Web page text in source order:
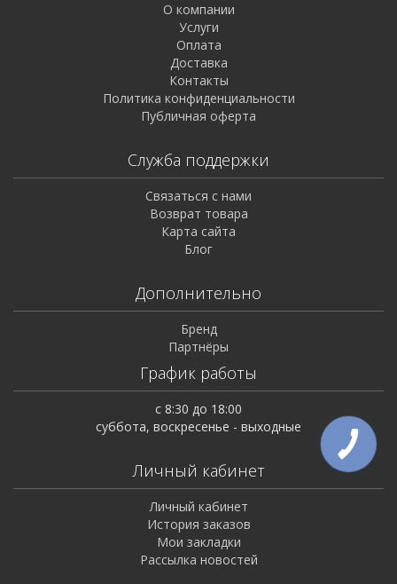
О компании
Услуги
Оплата
Доставка
Контакты
Политика конфиденциальности
Публичная оферта
Служба поддержки
Связаться с нами
Возврат товара
Карта сайта
Блог
Дополнительно
Бренд
Партнёры
График работы
с 8:30 до 18:00
суббота, воскресенье - выходные
Личный кабинет
Личный кабинет
История заказов
Мои закладки
Рассылка новостей